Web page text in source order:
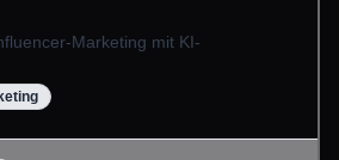
Marketing mit KI-